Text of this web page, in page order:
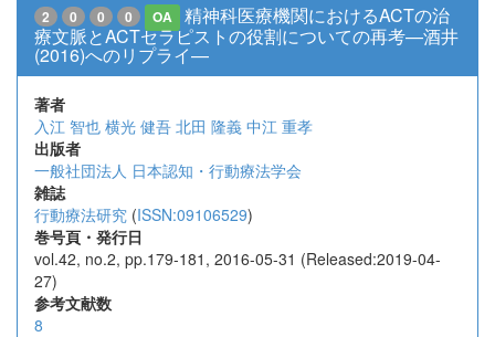
2 0 0 0 OA
精神科医療機関におけるACTの治
療文脈とACTセラピストの役割についての再考—酒井
(2016)へのリプライ—
著者
入江 智也 横光 健吾 北田 隆義 中江 重孝
出版者
一般社団法人 日本認知・行動療法学会
雑誌
行動療法研究 (ISSN:09106529)
巻号頁・発行日
vol.42, no.2, pp.179-181, 2016-05-31 (Released:2019-04-
27)
参考文献数
8